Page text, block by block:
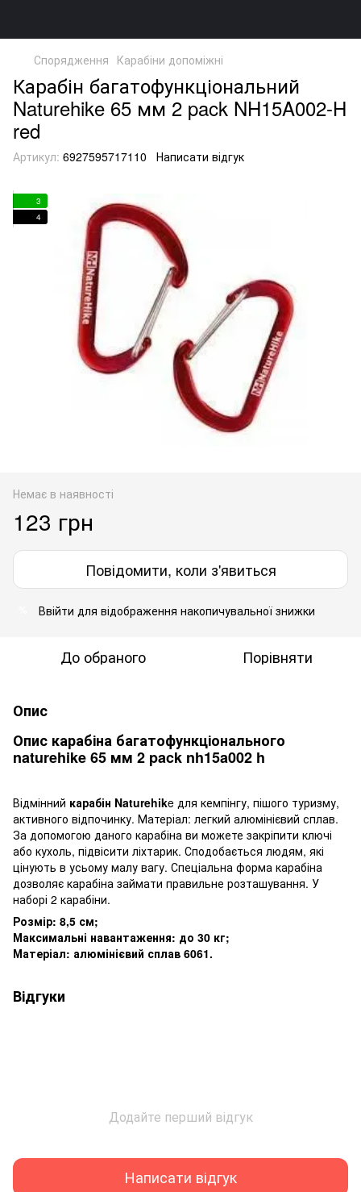
Спорядження Карабіни допоміжні
Карабін багатофункціональний
Naturehike 65 мм 2 pack NH15A002-H
red
Артикул: 6927595717110 Написати відгук
3
4
Немає в наявності
123 грн
Повідомити, коли з'явиться
Ввійти для відображення накопичувальної знижки
До обраного Порівняти
Опис
Опис карабіна багатофункціонального
naturehike 65 мм 2 pack nh15a002 h
Відмінний карабін Naturehike для кемпінгу, пішого туризму,
активного відпочинку. Матеріал: легкий алюмінієвий сплав.
За допомогою даного карабіна ви можете закріпити ключі
або кухоль, підвісити ліхтарик. Сподобається людям, які
цінують в усьому малу вагу. Спеціальна форма карабіна
дозволяє карабіна займати правильне розташування. У
наборі 2 карабіни.
Розмір: 8,5 см;
Максимальні навантаження: до 30 кг;
Матеріал: алюмінієвий сплав 6061.
Відгуки
Додайте перший відгук
Написати відгук